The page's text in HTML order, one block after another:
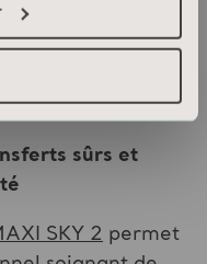
sûrs et
SKY 2 permet